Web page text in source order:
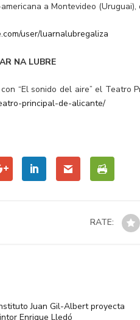
a Montevideo (Uruguai),
user/luarnalubregaliza
NA LUBRE
“El sonido del aire” el Teatro
principal-de-alicante/
RATE:
Juan Gil-Albert proyecta
Enrique Lledó